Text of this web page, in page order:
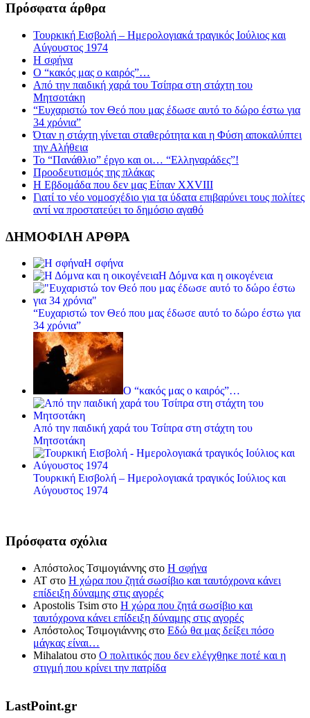
Πρόσφατα άρθρα
Τουρκική Εισβολή – Ημερολογιακά τραγικός Ιούλιος και
Αύγουστος 1974
Η σφήνα
Ο “κακός μας ο καιρός”…
Από την παιδική χαρά του Τσίπρα στη στάχτη του
Μητσοτάκη
“Ευχαριστώ τον Θεό που μας έδωσε αυτό το δώρο έστω για
34 χρόνια”
Όταν η στάχτη γίνεται σταθερότητα και η Φύση αποκαλύπτει
την Αλήθεια
Το “Πανάθλιο” έργο και οι… “Ελληναράδες”!
Προοδευτισμός της πλάκας
Η Εβδομάδα που δεν μας Είπαν XXVIII
Γιατί το νέο νομοσχέδιο για τα ύδατα επιβαρύνει τους πολίτες
αντί να προστατεύει το δημόσιο αγαθό
ΔΗΜΟΦΙΛΗ ΑΡΘΡΑ
Η σφήνα
Η Δόμνα και η οικογένεια
“Ευχαριστώ τον Θεό που μας έδωσε αυτό το δώρο έστω για
34 χρόνια”
Ο “κακός μας ο καιρός”…
Από την παιδική χαρά του Τσίπρα στη στάχτη του
Μητσοτάκη
Τουρκική Εισβολή – Ημερολογιακά τραγικός Ιούλιος και
Αύγουστος 1974
Πρόσφατα σχόλια
Απόστολος Τσιμογιάννης στο Η σφήνα
ΑΤ στο Η χώρα που ζητά σωσίβιο και ταυτόχρονα κάνει
επίδειξη δύναμης στις αγορές
Apostolis Tsim στο Η χώρα που ζητά σωσίβιο και
ταυτόχρονα κάνει επίδειξη δύναμης στις αγορές
Απόστολος Τσιμογιάννης στο Εδώ θα μας δείξει πόσο
μάγκας είναι…
Mihalatou στο Ο πολιτικός που δεν ελέγχθηκε ποτέ και η
στιγμή που κρίνει την πατρίδα
LastPoint.gr